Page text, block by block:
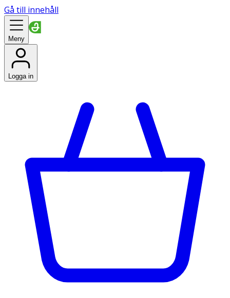
Gå till innehåll
Meny
Logga in